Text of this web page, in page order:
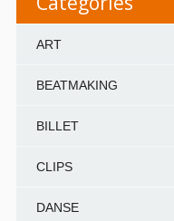
ART
BEATMAKING
BILLET
CLIPS
DANSE